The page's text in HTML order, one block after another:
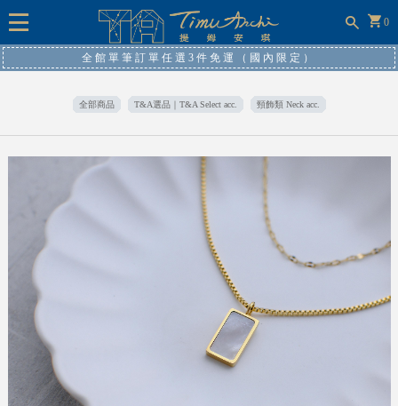
0
全館單筆訂單任選3件免運（國內限定）
全部商品 T&A選品｜T&A Select acc. 頸飾類 Neck acc.